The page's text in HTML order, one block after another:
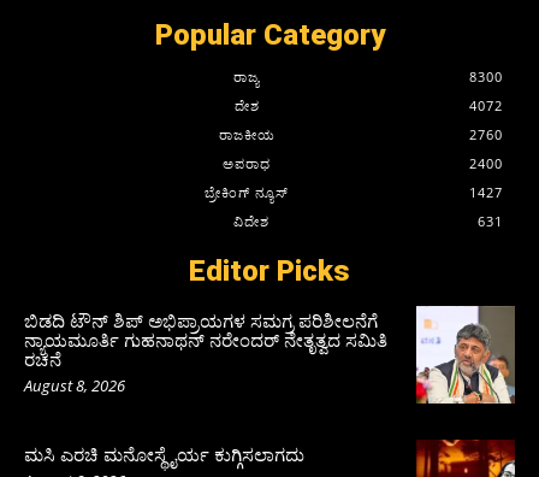
Popular Category
ರಾಜ್ಯ
8300
ದೇಶ
4072
ರಾಜಕೀಯ
2760
ಅಪರಾಧ
2400
ಬ್ರೇಕಿಂಗ್ ನ್ಯೂಸ್
1427
ವಿದೇಶ
631
Editor Picks
ಬಿಡದಿ ಟೌನ್ ಶಿಪ್ ಅಭಿಪ್ರಾಯಗಳ ಸಮಗ್ರ ಪರಿಶೀಲನೆಗೆ
ನ್ಯಾಯಮೂರ್ತಿ ಗುಹನಾಥನ್ ನರೇಂದರ್ ನೇತೃತ್ವದ ಸಮಿತಿ
ರಚನೆ
August 8, 2026
ಮಸಿ ಎರಚಿ ಮನೋಸ್ಥೈರ್ಯ ಕುಗ್ಗಿಸಲಾಗದು